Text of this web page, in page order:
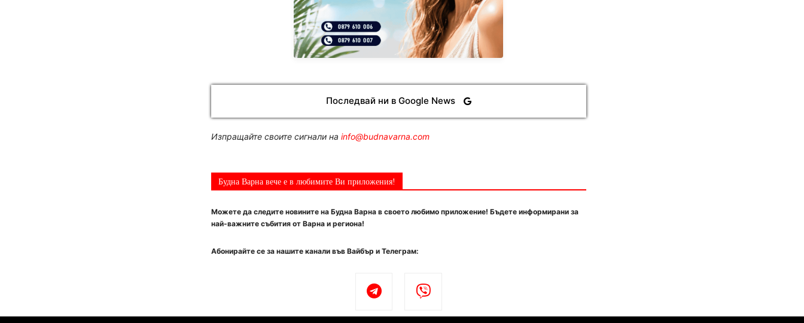
Последвай ни в Google News
Изпращайте своите сигнали на info@budnavarna.com
Будна Варна вече е в любимите Ви приложения!
Можете да следите новините на Будна Варна в своето любимо приложение! Бъдете информирани за
най-важните събития от Варна и региона!
Абонирайте се за нашите канали във Вайбър и Телеграм: